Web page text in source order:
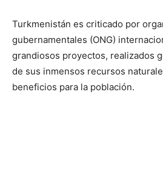
Turkmenistán es criticado por
gubernamentales (ONG)
grandiosos proyectos, realizados
de sus inmensos recursos
beneficios para la población.